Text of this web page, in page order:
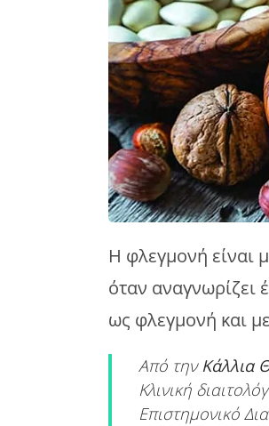
Η φλεγμονή είναι
όταν αναγνωρίζει
ως φλεγμονή και
Από τηνΚάλλια
Κλινική
Επιστημονικό